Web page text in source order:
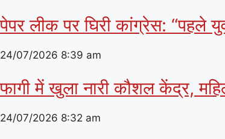
पेपर लीक पर घिरी कांग्रेस: “पहले
24/07/2026 8:39 am
फागी में खुला नारी कौशल केंद्र,
24/07/2026 8:32 am